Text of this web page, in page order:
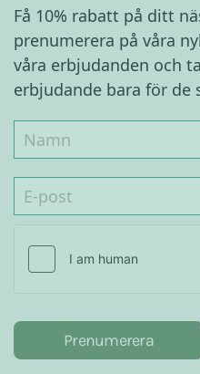
Få 10% rabatt på ditt
prenumerera på våra
våra erbjudanden och
erbjudande bara för de
Prenumerera